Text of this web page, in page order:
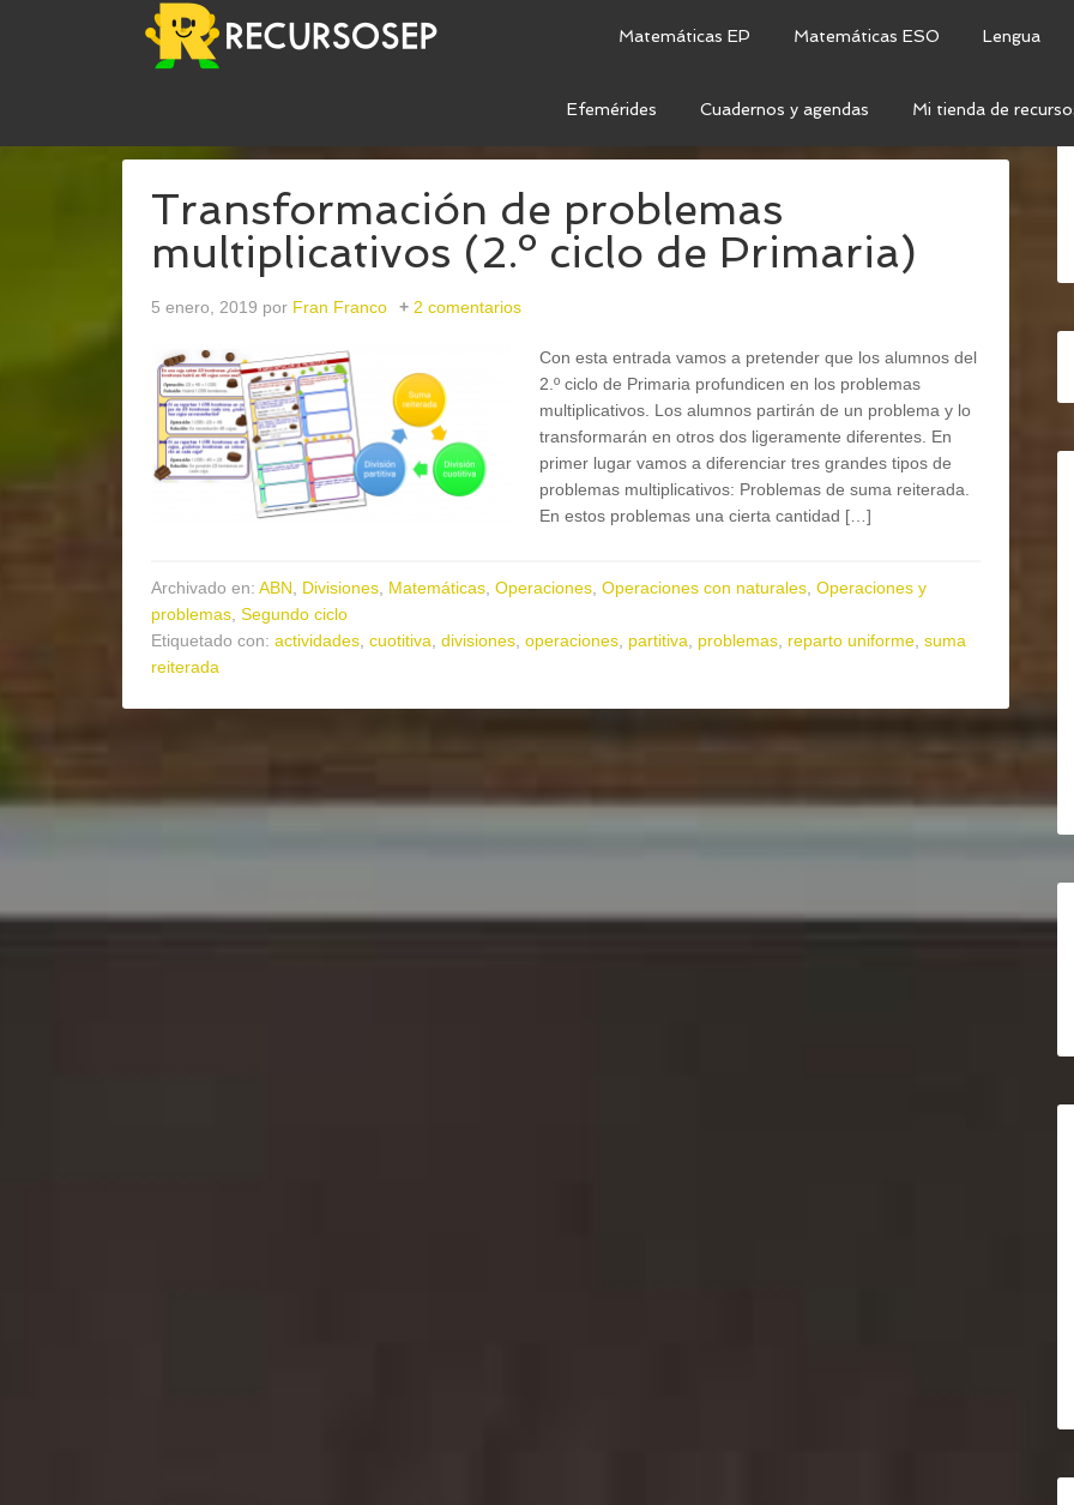
Matemáticas EP Matemáticas ESO Lengua
Efemérides Cuadernos y agendas Mi tienda de
Transformación de problemas
multiplicativos (2.º ciclo de Primaria)
5 enero, 2019 por Fran Franco 2 comentarios
Con esta entrada vamos a pretender que los alumnos del
2.º ciclo de Primaria profundicen en los problemas
multiplicativos. Los alumnos partirán de un problema y lo
transformarán en otros dos ligeramente diferentes. En
primer lugar vamos a diferenciar tres grandes tipos de
problemas multiplicativos: Problemas de suma reiterada.
En estos problemas una cierta cantidad […]
Archivado en: ABN Divisiones Matemáticas Operaciones Operaciones con naturales Operaciones y
problemas Segundo ciclo
Etiquetado con: actividades cuotitiva divisiones operaciones partitiva problemas reparto uniforme suma
reiterada